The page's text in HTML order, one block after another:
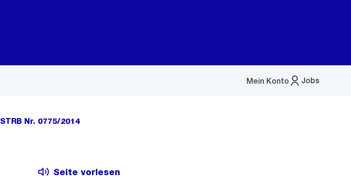
Jobs
Mein Konto
Menü
STRB Nr. 0775/2014
Seite vorlesen